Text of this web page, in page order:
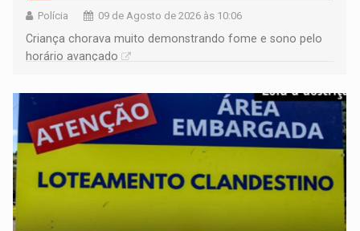
Polícia 09 de Agosto de 2026 às 10:06
Criança chorava muito demonstrando fome e sono pelo
horário avançado